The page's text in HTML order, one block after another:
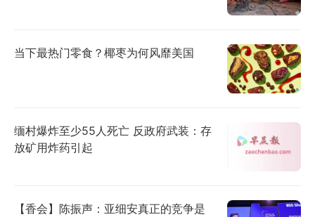
当下最热门零食？椰枣为何风靡美国
缅村爆炸至少55人死亡 反政府武装：存
放矿用炸药引起
【香会】陈振声：亚细安真正的竞争是